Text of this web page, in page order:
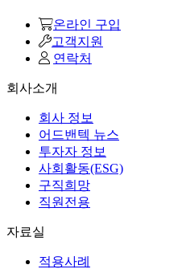
온라인 구입
고객지원
연락처
회사소개
회사 정보
어드밴텍 뉴스
투자자 정보
사회활동(ESG)
구직희망
직원전용
자료실
적용사례